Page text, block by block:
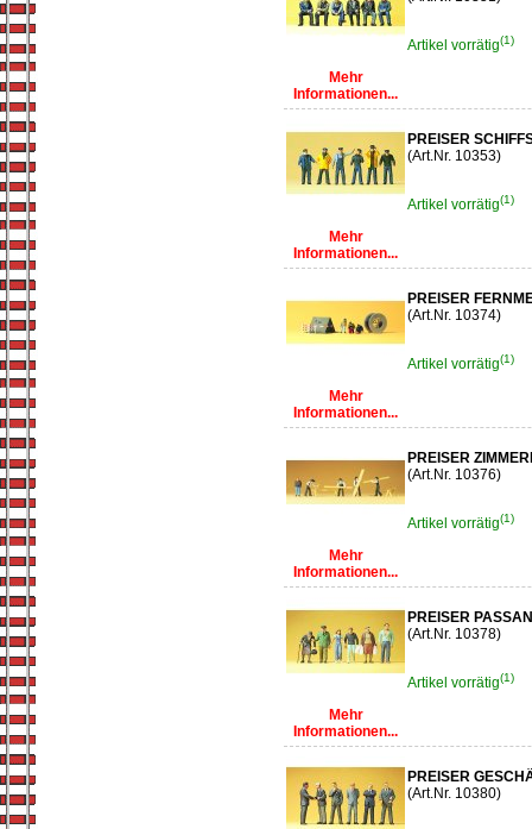
Mehr
Informationen...
Artikel vorrätig(1)
Mehr
Informationen...
PREISER
(Art.Nr. 10353)
Artikel vorrätig(1)
Mehr
Informationen...
PREISER
(Art.Nr. 10374)
Artikel vorrätig(1)
Mehr
Informationen...
PREISER
(Art.Nr. 10376)
Artikel vorrätig(1)
Mehr
Informationen...
PREISER
(Art.Nr. 10378)
Artikel vorrätig(1)
PREISER
(Art.Nr. 10380)